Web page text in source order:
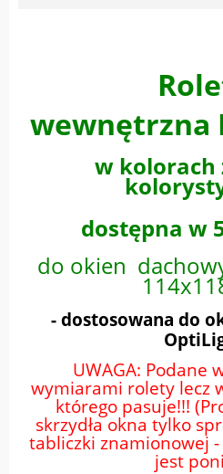
wewnętrzna
w kolorach
dostępna w
do okien
- dostosowana do
UWAGA: Podane
wymiarami rolety lecz
którego pasuje!!!
skrzydła okna tylko
tabliczki znamionowej
jest